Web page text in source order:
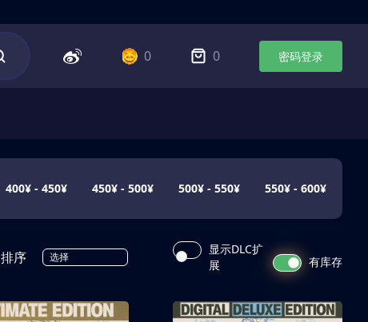
0 0 密码登录
400¥ - 450¥ 450¥ - 500¥ 500¥ - 550¥ 550¥ - 600¥
排序 选择
显示DLC扩
展
有库存